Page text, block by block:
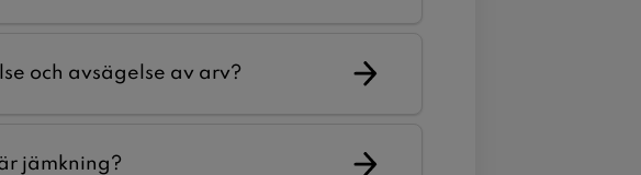
och avsägelse av arv?
jämkning?